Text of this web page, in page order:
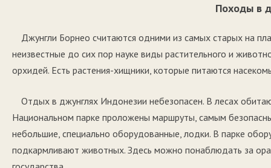
Походы в
Джунгли Борнео считаются одними из самых старых на
неизвестные до сих пор науке виды растительного и
орхидей. Есть растения-хищники, которые питаются
Отдых в джунглях Индонезии небезопасен. В лесах
Национальном парке проложены маршруты, самым
небольшие, специально оборудованные, лодки. В парке
подкармливают животных. Здесь можно понаблюдать за